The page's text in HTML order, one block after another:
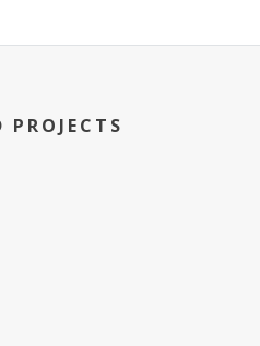
PROJECTS